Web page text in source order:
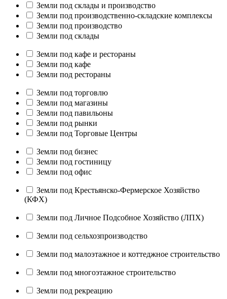
Земли под склады и производство
Земли под производственно-складские комплексы
Земли под производство
Земли под склады
Земли под кафе и рестораны
Земли под кафе
Земли под рестораны
Земли под торговлю
Земли под магазины
Земли под павильоны
Земли под рынки
Земли под Торговые Центры
Земли под бизнес
Земли под гостиницу
Земли под офис
Земли под Крестьянско-Фермерское Хозяйство
(КФХ)
Земли под Личное Подсобное Хозяйство (ЛПХ)
Земли под сельхозпроизводство
Земли под малоэтажное и коттеджное строительство
Земли под многоэтажное строительство
Земли под рекреацию